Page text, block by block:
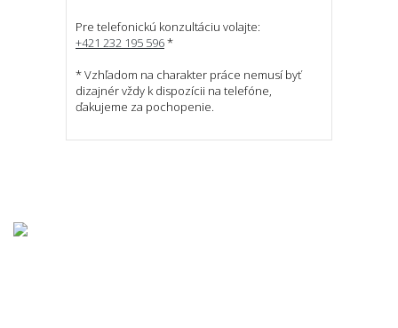
Pre telefonickú konzultáciu volajte:
+421 232 195 596*
* Vzhľadom na charakter práce nemusí byť
dizajnér vždy k dispozícii na telefóne,
ďakujeme za pochopenie.